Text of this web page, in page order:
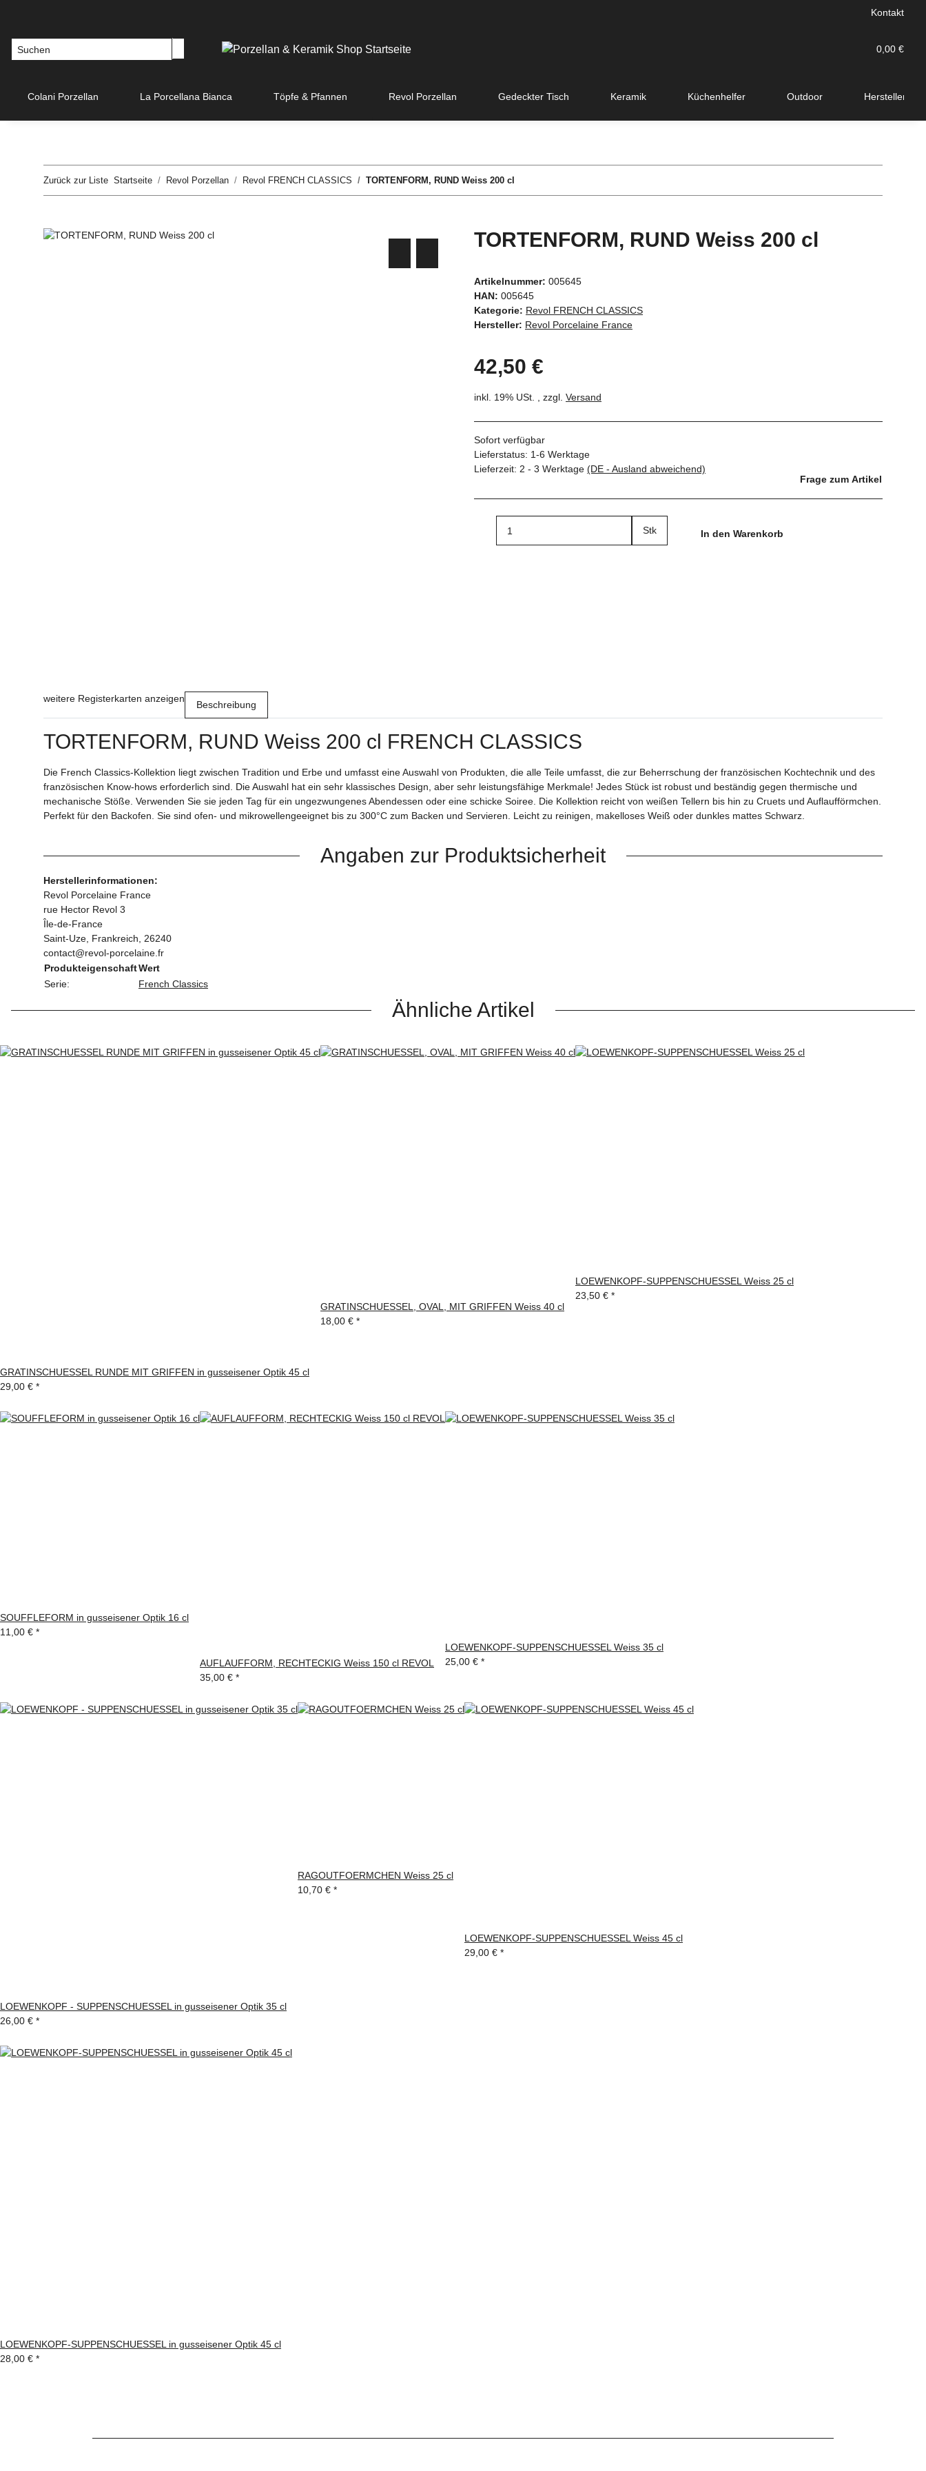
Kontakt
0,00 €
Colani Porzellan La Porcellana Bianca Töpfe & Pfannen Revol Porzellan Gedeckter Tisch Keramik Küchenhelfer Outdoor Hersteller
Zurück zur Liste Startseite Revol Porzellan Revol FRENCH CLASSICS TORTENFORM, RUND Weiss 200 cl
TORTENFORM, RUND Weiss 200 cl
Artikelnummer: 005645
HAN: 005645
Kategorie: Revol FRENCH CLASSICS
Hersteller: Revol Porcelaine France
42,50 €
inkl. 19% USt. , zzgl. Versand
Sofort verfügbar
Lieferstatus: 1-6 Werktage
Lieferzeit: 2 - 3 Werktage (DE - Ausland abweichend)
Frage zum Artikel
Stk In den Warenkorb
weitere Registerkarten anzeigen
Beschreibung
TORTENFORM, RUND Weiss 200 cl FRENCH CLASSICS
Die French Classics-Kollektion liegt zwischen Tradition und Erbe und umfasst eine Auswahl von Produkten, die alle Teile umfasst, die zur Beherrschung der französischen Kochtechnik und des
französischen Know-hows erforderlich sind. Die Auswahl hat ein sehr klassisches Design, aber sehr leistungsfähige Merkmale! Jedes Stück ist robust und beständig gegen thermische und
mechanische Stöße. Verwenden Sie sie jeden Tag für ein ungezwungenes Abendessen oder eine schicke Soiree. Die Kollektion reicht von weißen Tellern bis hin zu Cruets und Auflaufförmchen.
Perfekt für den Backofen. Sie sind ofen- und mikrowellengeeignet bis zu 300°C zum Backen und Servieren. Leicht zu reinigen, makelloses Weiß oder dunkles mattes Schwarz.
Angaben zur Produktsicherheit
Herstellerinformationen:
Revol Porcelaine France
rue Hector Revol 3
Île-de-France
Saint-Uze, Frankreich, 26240
contact@revol-porcelaine.fr
ProdukteigenschaftWert
Serie:
French Classics
Ähnliche Artikel
GRATINSCHUESSEL RUNDE MIT GRIFFEN in gusseisener Optik 45 cl
29,00 € *
GRATINSCHUESSEL, OVAL, MIT GRIFFEN Weiss 40 cl
18,00 € *
LOEWENKOPF-SUPPENSCHUESSEL Weiss 25 cl
23,50 € *
SOUFFLEFORM in gusseisener Optik 16 cl
11,00 € *
AUFLAUFFORM, RECHTECKIG Weiss 150 cl REVOL
35,00 € *
LOEWENKOPF-SUPPENSCHUESSEL Weiss 35 cl
25,00 € *
LOEWENKOPF - SUPPENSCHUESSEL in gusseisener Optik 35 cl
26,00 € *
RAGOUTFOERMCHEN Weiss 25 cl
10,70 € *
LOEWENKOPF-SUPPENSCHUESSEL Weiss 45 cl
29,00 € *
LOEWENKOPF-SUPPENSCHUESSEL in gusseisener Optik 45 cl
28,00 € *